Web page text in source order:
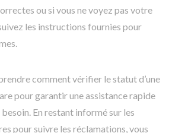
ou si vous ne voyez pas votre
les instructions fournies pour
comment vérifier le statut d’une
pour garantir une assistance rapide
En restant informé sur les
pour suivre les réclamations, vous